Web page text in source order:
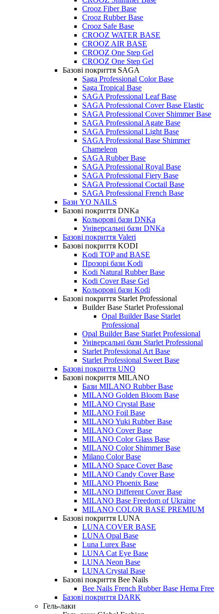
Crooz Fiber Base
Crooz Rubber Base
Crooz Safe Base
CROOZ WATER BASE
CROOZ AIR BASE
CROOZ One Step Gel
CROOZ One Step Gel
Базові покриття SAGA
Saga Professional Color Base
Saga Tropical Base
SAGA Professional Leaf Base
SAGA Professional Cover Base Elastic
SAGA Professional Cover Shimmer Base
SAGA Professional Agate Base
SAGA Professional Light Base
SAGA Professional Base Shimmer
Chameleon
SAGA Rubber Base
SAGA Professional Royal Base
SAGA Professional Fiery Base
SAGA Professional Coctail Base
SAGA Professional French Base
Бази YO NAILS
Базові покриття DNKa
Кольорові бази DNKa
Універсальні бази DNKa
Базові покриття Valeri
Базові покриття KODI
Kodi TOP and BASE
Прозорі бази Kodi
Kodi Natural Rubber Base
Kodi Cover Base Gel
Кольорові бази Kodi
Базові покриття Starlet Professional
Builder Base Starlet Professional
Opal Builder Base Starlet
Professional
Opal Builder Base Starlet Professional
Універсальні бази Starlet Professional
Starlet Professional Art Base
Starlet Professional Sweet Base
Базові покриття UNO
Базові покриття MILANO
Бази MILANO Rubber Base
MILANO Golden Bloom Base
MILANO Crystal Base
MILANO Foil Base
MILANO Yuki Rubber Base
MILANO Cover Base
MILANO Color Glass Base
MILANO Color Shimmer Base
Milano Color Base
MILANO Space Cover Base
MILANO Candy Cover Base
MILANO Phoenix Base
MILANO Different Cover Base
MILANO Base Freedom of Ukraine
MILANO COLOR BASE PREMIUM
Базові покриття LUNA
LUNA COVER BASE
LUNA Opal Base
Luna Lurex Base
LUNA Cat Eye Base
LUNA Neon Base
LUNA Crystal Base
Базові покриття Bee Nails
Bee Nails French Rubber Base Hema Free
Базові покриття DARK
Гель-лаки